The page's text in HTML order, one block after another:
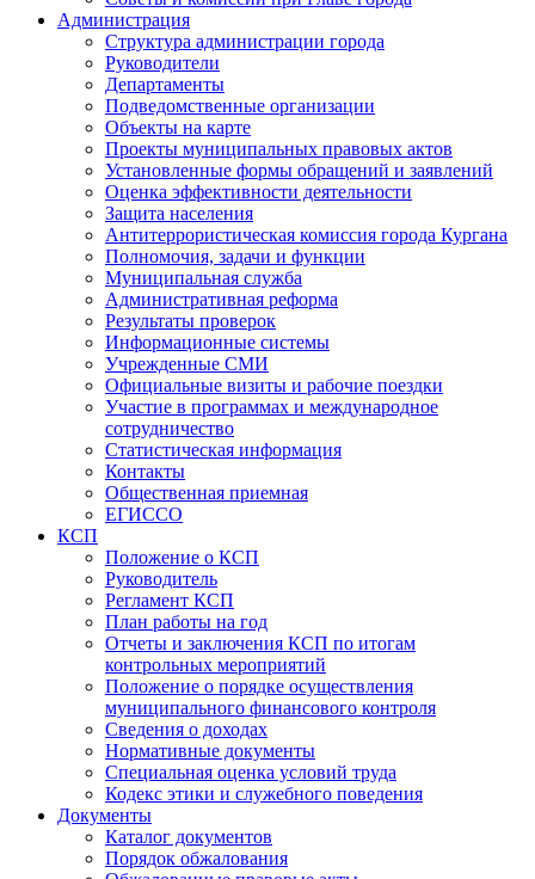
Администрация
Структура администрации города
Руководители
Департаменты
Подведомственные организации
Объекты на карте
Проекты муниципальных правовых актов
Установленные формы обращений и заявлений
Оценка эффективности деятельности
Защита населения
Антитеррористическая комиссия города Кургана
Полномочия, задачи и функции
Муниципальная служба
Административная реформа
Результаты проверок
Информационные системы
Учрежденные СМИ
Официальные визиты и рабочие поездки
Участие в программах и международное
сотрудничество
Статистическая информация
Контакты
Общественная приемная
ЕГИССО
КСП
Положение о КСП
Руководитель
Регламент КСП
План работы на год
Отчеты и заключения КСП по итогам
контрольных мероприятий
Положение о порядке осуществления
муниципального финансового контроля
Сведения о доходах
Нормативные документы
Специальная оценка условий труда
Кодекс этики и служебного поведения
Документы
Каталог документов
Порядок обжалования